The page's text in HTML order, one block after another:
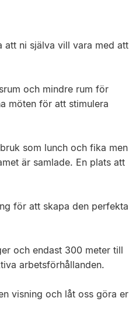
att ni själva vill vara med att
och mindre rum för
möten för att stimulera
som lunch och fika men
är samlade. En plats att
för att skapa den perfekta
och endast 300 meter till
arbetsförhållanden.
visning och låt oss göra er